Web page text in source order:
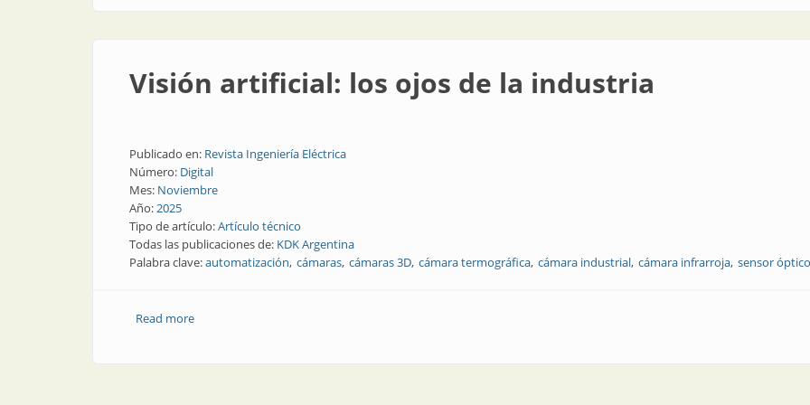
Visión artificial: los ojos de la industria
Publicado en: Revista Ingeniería Eléctrica
Número: Digital
Mes: Noviembre
Año:2025
Tipo de artículo:Artículo técnico
Todas las publicaciones de: KDK Argentina
Palabra clave:automatización cámaras cámaras 3D cámara termográfica cámara industrial cámara infrarroja sensor óptico
Read moreabout Visión artificial: los ojos de la industria